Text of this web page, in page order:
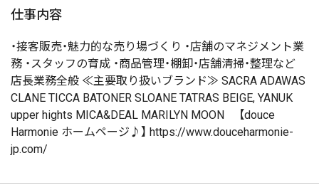
仕事内容
・接客販売・魅力的な売り場づくり ・店舗のマネジメント業
務 ・スタッフの育成 ・商品管理・棚卸・店舗清掃・整理など
店長業務全般 ≪主要取り扱いブランド≫ SACRA ADAWAS
CLANE TICCA BATONER SLOANE TATRAS BEIGE, YANUK
upper hights MICA&DEAL MARILYN MOON 【douce
Harmonie ホームページ♪】 https://www.douceharmonie-
jp.com/